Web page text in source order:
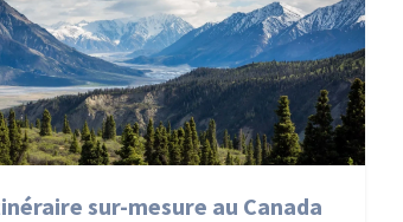
sur-mesure au Canada